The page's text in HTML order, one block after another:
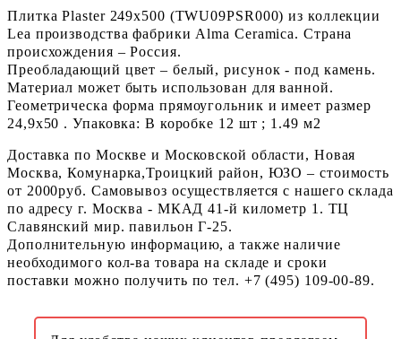
Плитка Plaster 249x500 (TWU09PSR000) из коллекции
Lea производства фабрики Alma Ceramica. Страна
происхождения – Россия.
Преобладающий цвет – белый, рисунок - под камень.
Материал может быть использован для ванной.
Геометрическа форма прямоугольник и имеет размер
24,9x50 . Упаковка: В коробке 12 шт ; 1.49 м2
Доставка по Москве и Московской области, Новая
Москва, Комунарка,Троицкий район, ЮЗО – стоимость
от 2000руб. Самовывоз осуществляется с нашего склада
по адресу г. Москва - МКАД 41-й километр 1. ТЦ
Славянский мир. павильон Г-25.
Дополнительную информацию, а также наличие
необходимого кол-ва товара на складе и сроки
поставки можно получить по тел. +7 (495) 109-00-89.